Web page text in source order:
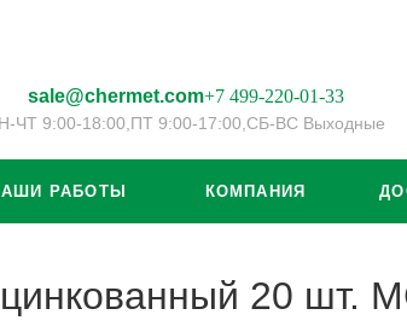
sale@chermet.com+7 499-220-01-33
ЧТ 9:00-18:00, ПТ 9:00-17:00, СБ-ВС Выходные
РАБОТЫ КОМПАНИЯ
20 шт.